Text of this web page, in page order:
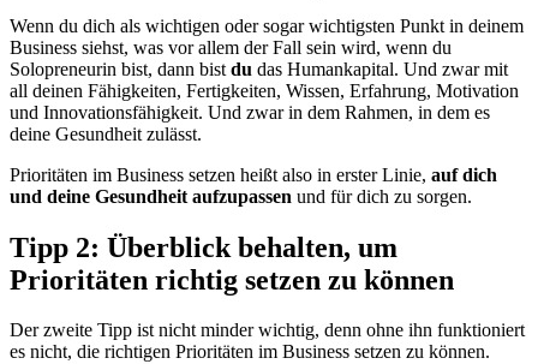
Wenn du dich als wichtigen oder sogar wichtigsten Punkt in deinem
Business siehst, was vor allem der Fall sein wird, wenn du
Solopreneurin bist, dann bist du das Humankapital. Und zwar mit
all deinen Fähigkeiten, Fertigkeiten, Wissen, Erfahrung, Motivation
und Innovationsfähigkeit. Und zwar in dem Rahmen, in dem es
deine Gesundheit zulässt.
Prioritäten im Business setzen heißt also in erster Linie, auf dich
und deine Gesundheit aufzupassen und für dich zu sorgen.
Tipp 2: Überblick behalten, um
Prioritäten richtig setzen zu können
Der zweite Tipp ist nicht minder wichtig, denn ohne ihn funktioniert
es nicht, die richtigen Prioritäten im Business setzen zu können.